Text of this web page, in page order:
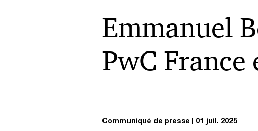
Emmanuel
PwC
Communiqué de presse 01 juil. 2025